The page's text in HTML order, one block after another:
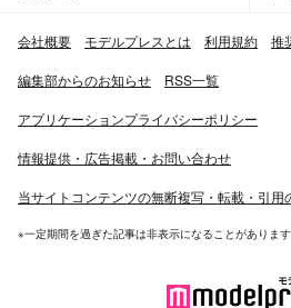
会社概要 モデルプレスとは 利用規約 推
編集部からのお知らせ RSS一覧
アプリケーションプライバシーポリシー
情報提供・広告掲載・お問い合わせ
当サイトコンテンツの無断複写・転載・引用
※一定期間を過ぎた記事は非表示になることがあります